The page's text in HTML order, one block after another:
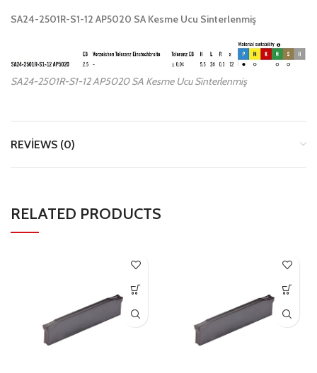
SA24-2501R-S1-12 AP5020 SA Kesme Ucu Sinterlenmiş
SA24-2501R-S1-12 AP5020 SA Kesme Ucu Sinterlenmiş
REVIEWS (0)
RELATED PRODUCTS